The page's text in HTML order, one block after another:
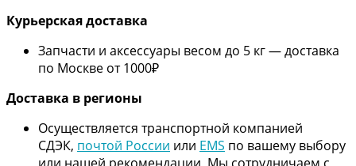
Курьерская доставка
Запчасти и аксессуары весом до 5 кг — доставка
по Москве от 1000₽
Доставка в регионы
Осуществляется транспортной компанией
СДЭК, почтой России или EMS по вашему выбору